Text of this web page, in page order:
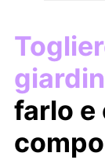
farlo e